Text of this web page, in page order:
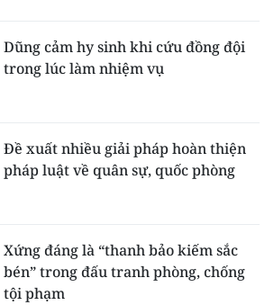
Dũng cảm hy sinh khi cứu đồng đội
trong lúc làm nhiệm vụ
Đề xuất nhiều giải pháp hoàn thiện
pháp luật về quân sự, quốc phòng
Xứng đáng là “thanh bảo kiếm sắc
bén” trong đấu tranh phòng, chống
tội phạm